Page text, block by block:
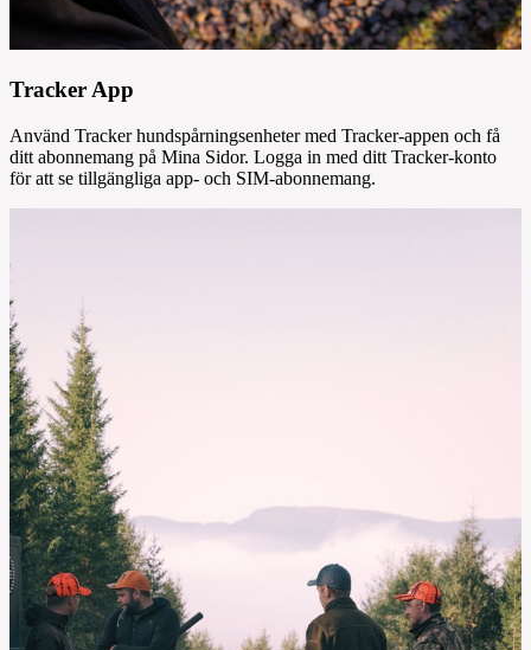
Tracker App
Använd Tracker hundspårningsenheter med Tracker-appen och få
ditt abonnemang på Mina Sidor. Logga in med ditt Tracker-konto
för att se tillgängliga app- och SIM-abonnemang.